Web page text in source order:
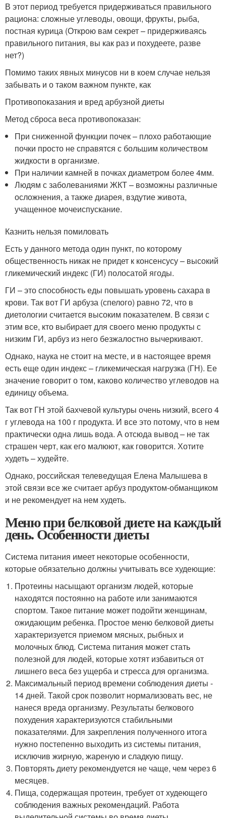
В этот период требуется придерживаться правильного
рациона: сложные углеводы, овощи, фрукты, рыба,
постная курица (Открою вам секрет – придерживаясь
правильного питания, вы как раз и похудеете, разве
нет?)
Помимо таких явных минусов ни в коем случае нельзя
забывать и о таком важном пункте, как
Противопоказания и вред арбузной диеты
Метод сброса веса противопоказан:
При сниженной функции почек – плохо работающие
почки просто не справятся с большим количеством
жидкости в организме.
При наличии камней в почках диаметром более 4мм.
Людям с заболеваниями ЖКТ – возможны различные
осложнения, а также диарея, вздутие живота,
учащенное мочеиспускание.
Казнить нельзя помиловать
Есть у данного метода один пункт, по которому
общественность никак не придет к консенсусу – высокий
гликемический индекс (ГИ) полосатой ягоды.
ГИ – это способность еды повышать уровень сахара в
крови. Так вот ГИ арбуза (спелого) равно 72, что в
диетологии считается высоким показателем. В связи с
этим все, кто выбирает для своего меню продукты с
низким ГИ, арбуз из него безжалостно вычеркивают.
Однако, наука не стоит на месте, и в настоящее время
есть еще один индекс – гликемическая нагрузка (ГН). Ее
значение говорит о том, каково количество углеводов на
единицу объема.
Так вот ГН этой бахчевой культуры очень низкий, всего 4
г углевода на 100 г продукта. И все это потому, что в нем
практически одна лишь вода. А отсюда вывод – не так
страшен черт, как его малюют, как говорится. Хотите
худеть – худейте.
Однако, российская телеведущая Елена Малышева в
этой связи все же считает арбуз продуктом-обманщиком
и не рекомендует на нем худеть.
Меню при белковой диете на каждый
день. Особенности диеты
Система питания имеет некоторые особенности,
которые обязательно должны учитывать все худеющие:
Протеины насыщают организм людей, которые
находятся постоянно на работе или занимаются
спортом. Такое питание может подойти женщинам,
ожидающим ребенка. Простое меню белковой диеты
характеризуется приемом мясных, рыбных и
молочных блюд. Система питания может стать
полезной для людей, которые хотят избавиться от
лишнего веса без ущерба и стресса для организма.
Максимальный период времени соблюдения диеты -
14 дней. Такой срок позволит нормализовать вес, не
нанеся вреда организму. Результаты белкового
похудения характеризуются стабильными
показателями. Для закрепления полученного итога
нужно постепенно выходить из системы питания,
исключив жирную, жареную и сладкую пищу.
Повторять диету рекомендуется не чаще, чем через 6
месяцев.
Пища, содержащая протеин, требует от худеющего
соблюдения важных рекомендаций. Работа